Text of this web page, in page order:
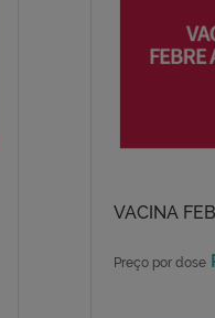
VACINA
Preço por dose